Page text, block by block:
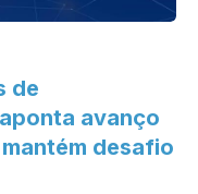
de
avanço
desafio